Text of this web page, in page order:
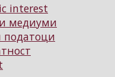
interest
и медиуми